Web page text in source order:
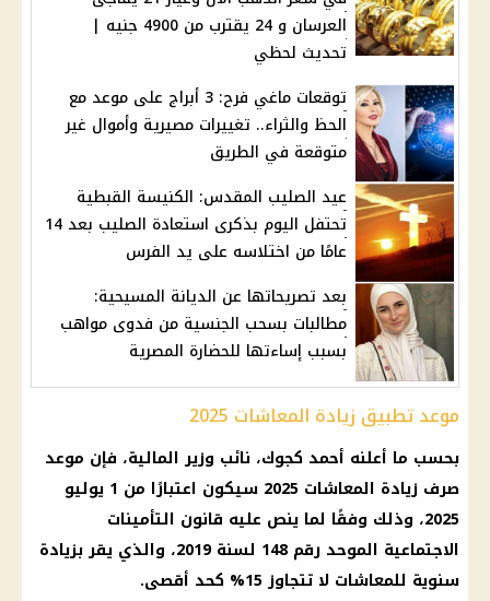
العرسان و 24 يقترب من 4900 جنيه |
تحديث لحظي
توقعات ماغي فرح: 3 أبراج على موعد مع
الحظ والثراء.. تغييرات مصيرية وأموال غير
متوقعة في الطريق
عيد الصليب المقدس: الكنيسة القبطية
تحتفل اليوم بذكرى استعادة الصليب بعد 14
عامًا من اختلاسه على يد الفرس
بعد تصريحاتها عن الديانة المسيحية:
مطالبات بسحب الجنسية من فدوى مواهب
بسبب إساءتها للحضارة المصرية
موعد تطبيق زيادة المعاشات 2025
بحسب ما أعلنه أحمد كجوك، نائب وزير المالية، فإن موعد
صرف زيادة المعاشات 2025 سيكون اعتبارًا من 1 يوليو
2025، وذلك وفقًا لما ينص عليه قانون التأمينات
الاجتماعية الموحد رقم 148 لسنة 2019، والذي يقر بزيادة
سنوية للمعاشات لا تتجاوز 15% كحد أقصى.